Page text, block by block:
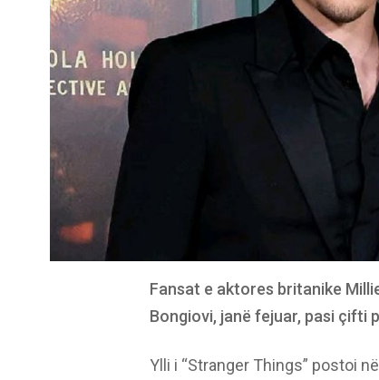
Fansat e aktores britanike
Bongiovi, janë fejuar, pasi
Ylli i “Stranger Things” postoi